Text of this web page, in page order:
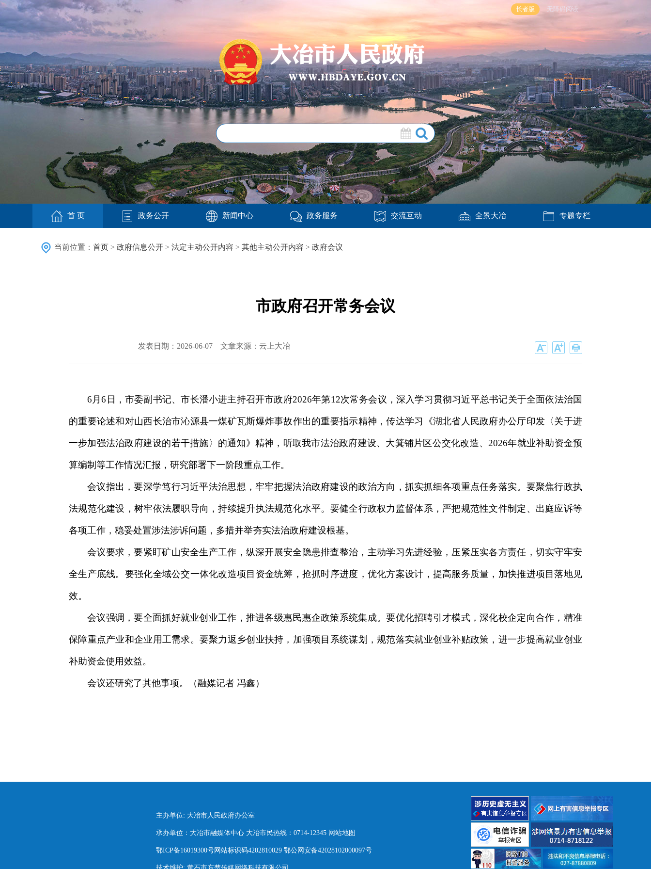
长者版 无障碍阅读
首 页 政务公开 新闻中心 政务服务 交流互动 全景大冶 专题专栏
当前位置： 首页 > 政府信息公开 > 法定主动公开内容 > 其他主动公开内容 > 政府会议
市政府召开常务会议
发表日期：2026-06-07 文章来源：云上大冶
6月6日，市委副书记、市长潘小进主持召开市政府2026年第12次常务会议，深入学习贯彻习近平总书记关于全面依法治国
的重要论述和对山西长治市沁源县一煤矿瓦斯爆炸事故作出的重要指示精神，传达学习《湖北省人民政府办公厅印发〈关于进
一步加强法治政府建设的若干措施〉的通知》精神，听取我市法治政府建设、大箕铺片区公交化改造、2026年就业补助资金预
算编制等工作情况汇报，研究部署下一阶段重点工作。
会议指出，要深学笃行习近平法治思想，牢牢把握法治政府建设的政治方向，抓实抓细各项重点任务落实。要聚焦行政执
法规范化建设，树牢依法履职导向，持续提升执法规范化水平。要健全行政权力监督体系，严把规范性文件制定、出庭应诉等
各项工作，稳妥处置涉法涉诉问题，多措并举夯实法治政府建设根基。
会议要求，要紧盯矿山安全生产工作，纵深开展安全隐患排查整治，主动学习先进经验，压紧压实各方责任，切实守牢安
全生产底线。要强化全域公交一体化改造项目资金统筹，抢抓时序进度，优化方案设计，提高服务质量，加快推进项目落地见
效。
会议强调，要全面抓好就业创业工作，推进各级惠民惠企政策系统集成。要优化招聘引才模式，深化校企定向合作，精准
保障重点产业和企业用工需求。要聚力返乡创业扶持，加强项目系统谋划，规范落实就业创业补贴政策，进一步提高就业创业
补助资金使用效益。
会议还研究了其他事项。（融媒记者 冯鑫）
主办单位: 大冶市人民政府办公室
承办单位：大冶市融媒体中心 大冶市民热线：0714-12345 网站地图
鄂ICP备16019300号网站标识码4202810029 鄂公网安备42028102000097号